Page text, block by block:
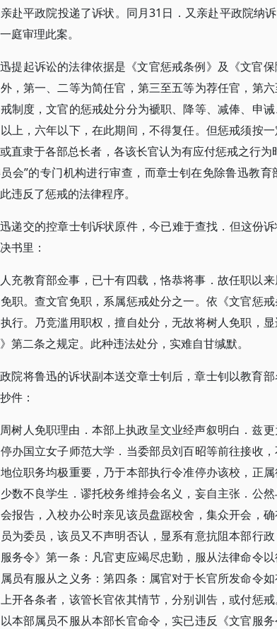
赴平政院投递了诉状。同月31日．又亲赴平政院纳
庭审理此案。
提起诉讼的法律依据是《文官惩戒条例》及《文官
，第一、二等为简任官，第三至五等为荐任官，第
制度，文官的惩戒处分分为褫职、降等、减俸、申
上，六年以下，在此期间，不得复任。但惩戒须按
直隶于各部总长者，各该长官认为有应付惩戒之行
会”的专门机构进行审查，而章士钊在免除鲁迅教
违反了惩戒的法律程序。
递交的控章士钊诉状原件，今已难于查找．但这份
书里：
充教育部佥事，已十有四载，恪恭将事．故任职以
职。查文官免职，系属惩戒处分之一。依《文官惩
行。乃竞滥用职权，擅自处分，无故将树人免职，
第二条之规定。此种违法处分，实难自甘缄默。
院将鲁迅的诉状副本送交章士钊后，章士钊以教育
件：
树人免职理由．本部上执政呈文业经声叙明白．兹
办国立女子师范大学．当委部员刘百昭等前往接收
位职务均极重要，乃于本部执行令准停办该校，正
数不良学生．谬托校务维持会名义，妄自主张．公
报告，入校办公时亲见该员盘踞校舍，集众开会，
为委员，该员又不声明否认，显系有意抗阻本部行
服务令》第一条：凡官吏应竭尽忠勤，服从法律命令
员有服从之义务：第四条：属官对于长官所发命令
开各条者，该管长官依其情节，分别训告，或付惩
本部属员不服从本部长官命令，实已违反《文官服